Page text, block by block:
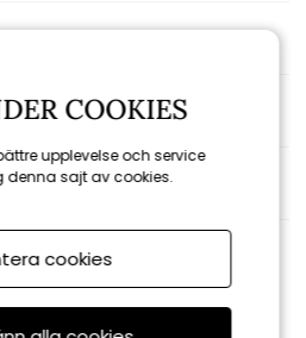
produkter
COOKIES
upplevelse och service
denna sajt av cookies.
cookies